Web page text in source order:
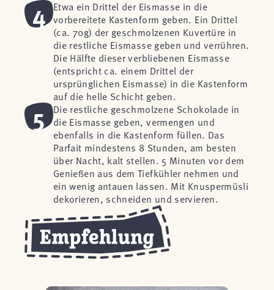
4
Etwa ein Drittel der Eismasse in die
vorbereitete Kastenform geben. Ein Drittel
(ca. 70g) der geschmolzenen Kuvertüre in
die restliche Eismasse geben und verrühren.
Die Hälfte dieser verbliebenen Eismasse
(entspricht ca. einem Drittel der
ursprünglichen Eismasse) in die Kastenform
auf die helle Schicht geben.
5
Die restliche geschmolzene Schokolade in
die Eismasse geben, vermengen und
ebenfalls in die Kastenform füllen. Das
Parfait mindestens 8 Stunden, am besten
über Nacht, kalt stellen. 5 Minuten vor dem
Genießen aus dem Tiefkühler nehmen und
ein wenig antauen lassen. Mit Knuspermüsli
dekorieren, schneiden und servieren.